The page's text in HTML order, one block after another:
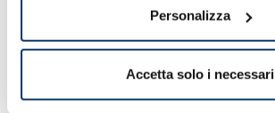
Personalizza
Accetta solo i necessari